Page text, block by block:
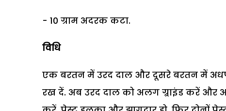
- 10 ग्राम अदरक कटा.
विधि
एक बरतन में उरद दाल और दूसरे बरतन में
रख दें. अब उरद दाल को अलग ग्र्राइंड करें और